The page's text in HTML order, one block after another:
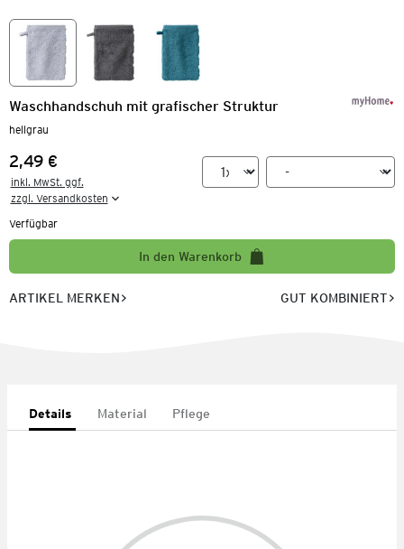
Waschhandschuh mit grafischer Struktur
hellgrau
Preis:
2,49 €
inkl. MwSt. ggf.
zzgl. Versandkosten
Verfügbar
In den Warenkorb
ARTIKEL MERKEN GUT KOMBINIERT
Details Material Pflege